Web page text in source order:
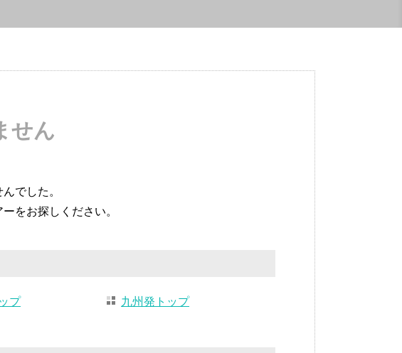
せん
でした。
をお探しください。
プ 九州発トップ